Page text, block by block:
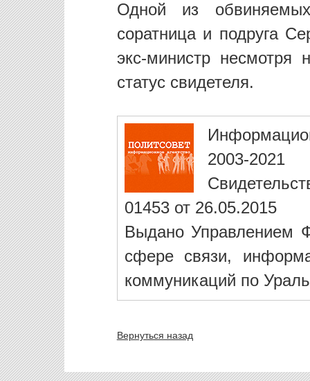
Одной из
соратница и подруга
экс-министр несмотря
статус свидетеля.
2003-2021
01453 от 26.05.2015
Выдано Управлением
сфере связи,
коммуникаций по
Вернуться назад